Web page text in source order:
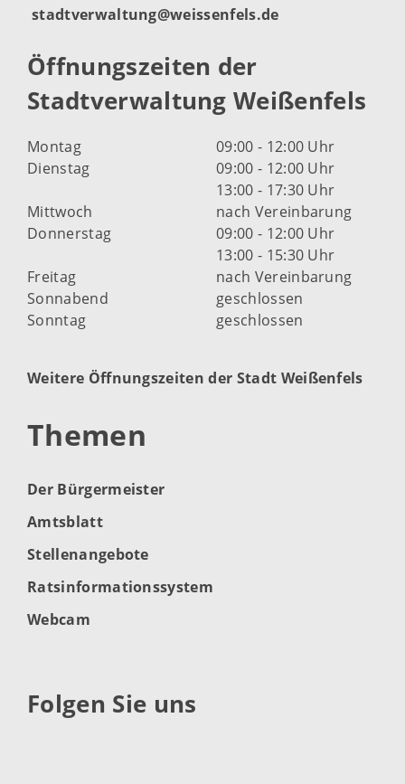
stadtverwaltung@weissenfels.de
Öffnungszeiten der
Stadtverwaltung Weißenfels
Montag
09:00 - 12:00 Uhr
Dienstag
09:00 - 12:00 Uhr
13:00 - 17:30 Uhr
Mittwoch
nach Vereinbarung
Donnerstag
09:00 - 12:00 Uhr
13:00 - 15:30 Uhr
Freitag
nach Vereinbarung
Sonnabend
geschlossen
Sonntag
geschlossen
Weitere Öffnungszeiten der Stadt Weißenfels
Themen
Der Bürgermeister
Amtsblatt
Stellenangebote
Ratsinformationssystem
Webcam
Folgen Sie uns